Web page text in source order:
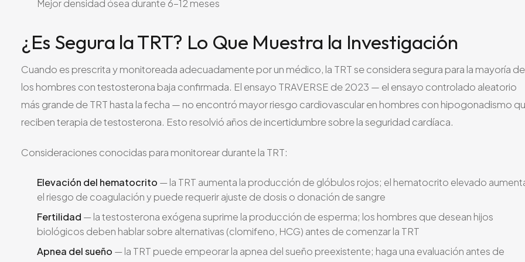
Mejor densidad ósea durante 6-12 meses
¿Es Segura la TRT? Lo Que Muestra la Investigación
Cuando es prescrita y monitoreada adecuadamente por un médico, la TRT se considera segura para la mayoría de
los hombres con testosterona baja confirmada. El ensayo TRAVERSE de 2023 — el ensayo controlado aleatorio
más grande de TRT hasta la fecha — no encontró mayor riesgo cardiovascular en hombres con hipogonadismo
reciben terapia de testosterona. Esto resolvió años de incertidumbre sobre la seguridad cardíaca.
Consideraciones conocidas para monitorear durante la TRT:
Elevación del hematocrito — la TRT aumenta la producción de glóbulos rojos; el hematocrito elevado
el riesgo de coagulación y puede requerir ajuste de dosis o donación de sangre
Fertilidad — la testosterona exógena suprime la producción de esperma; los hombres que desean hijos
biológicos deben hablar sobre alternativas (clomifeno, HCG) antes de comenzar la TRT
Apnea del sueño — la TRT puede empeorar la apnea del sueño preexistente; haga una evaluación antes de